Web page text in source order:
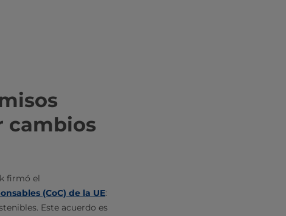
cambios
firmó el
(CoC) de la UE:
Este acuerdo es